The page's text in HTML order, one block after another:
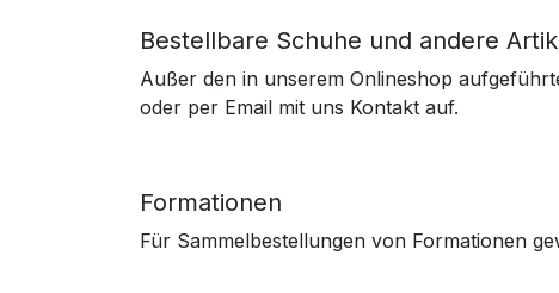
Bestellbare Schuhe und andere
Außer den in unserem Onlineshop
oder per Email mit uns Kontakt auf.
Formationen
Für Sammelbestellungen von Formationen